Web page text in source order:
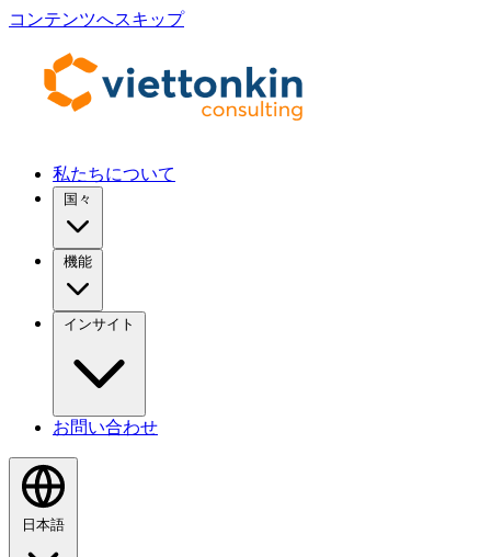
コンテンツへスキップ
私たちについて
国々
機能
インサイト
お問い合わせ
日本語